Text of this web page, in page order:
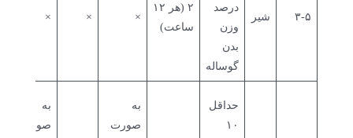
۳-۵ شیر
درصد
وزن
بدن
گوساله
۲ (هر ۱۲
ساعت)
×
×
×
حداقل
۱۰
به
صورت
به
صورت